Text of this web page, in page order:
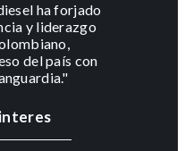
ha forjado
y liderazgo
del país con